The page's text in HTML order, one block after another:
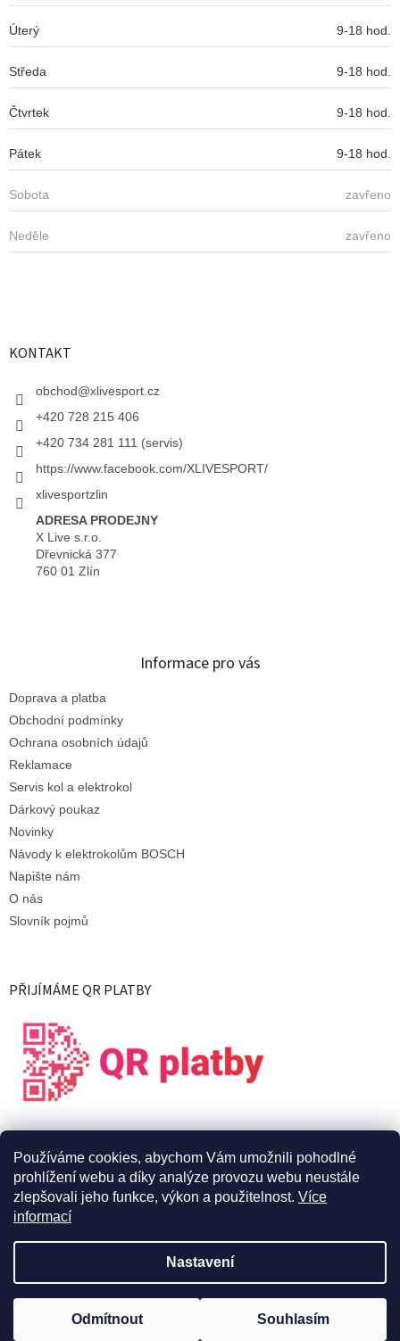
Používáme cookies, abychom Vám umožnili pohodlné
prohlížení webu a díky analýze provozu webu neustále
zlepšovali jeho funkce, výkon a použitelnost. Více
informací
Nastavení
Odmítnout Souhlasím
y
ý
s
Úterý 9-18 hod.
Středa 9-18 hod.
Čtvrtek 9-18 hod.
Pátek 9-18 hod.
Sobota zavřeno
Neděle zavřeno
KONTAKT
obchod@xlivesport.cz
+420 728 215 406
+420 734 281 111 (servis)
https://www.facebook.com/XLIVESPORT/
xlivesportzlin
ADRESA PRODEJNY
X Live s.r.o.
Dřevnická 377
760 01 Zlín
Informace pro vás
Doprava a platba
Obchodní podmínky
Ochrana osobních údajů
Reklamace
Servis kol a elektrokol
Dárkový poukaz
Novinky
Návody k elektrokolům BOSCH
Napište nám
O nás
Slovník pojmů
PŘIJÍMÁME QR PLATBY
. Všechna práva vyhrazena.